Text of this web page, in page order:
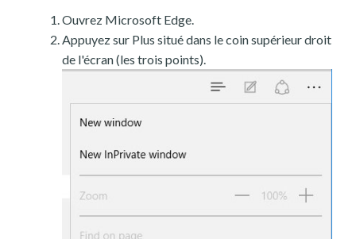
Ouvrez Microsoft Edge.
Appuyez sur Plus situé dans le coin supérieur droit
de l'écran (les trois points).